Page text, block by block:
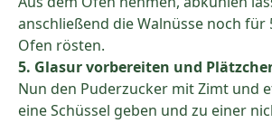
anschließend die Walnüsse noch für
Ofen rösten.
5. Glasur vorbereiten und
Nun den Puderzucker mit Zimt und
eine Schüssel geben und zu einer